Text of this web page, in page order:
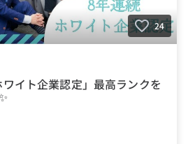
24
イト企業認定」最高ランクを